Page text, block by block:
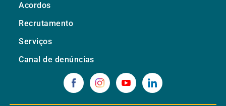
Acordos
Recrutamento
Serviços
Canal de denúncias